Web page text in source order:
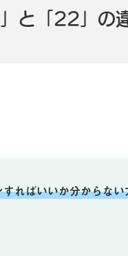
と「22」の
ればいいか分からない